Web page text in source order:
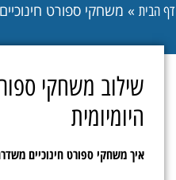
דף הבית » משחקי ספורט
שילוב משחקי
היומיומית
איך משחקי ספורט חינוכיים